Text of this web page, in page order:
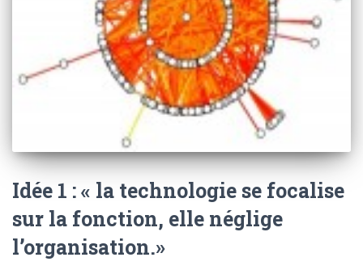
Idée 1 : « la technologie se focalise
sur la fonction, elle néglige
l’organisation.»